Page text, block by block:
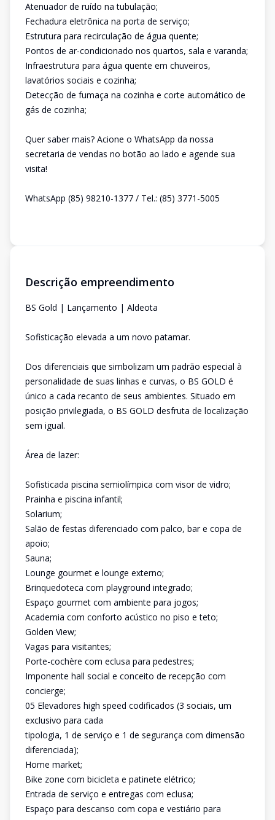
Atenuador de ruído na tubulação;
Fechadura eletrônica na porta de serviço;
Estrutura para recirculação de água quente;
Pontos de ar-condicionado nos quartos, sala e varanda;
Infraestrutura para água quente em chuveiros,
lavatórios sociais e cozinha;
Detecção de fumaça na cozinha e corte automático de
gás de cozinha;
Quer saber mais? Acione o WhatsApp da nossa
secretaria de vendas no botão ao lado e agende sua
visita!
WhatsApp (85) 98210-1377 / Tel.: (85) 3771-5005
Descrição empreendimento
BS Gold | Lançamento | Aldeota
Sofisticação elevada a um novo patamar.
Dos diferenciais que simbolizam um padrão especial à
personalidade de suas linhas e curvas, o BS GOLD é
único a cada recanto de seus ambientes. Situado em
posição privilegiada, o BS GOLD desfruta de localização
sem igual.
Área de lazer:
Sofisticada piscina semiolímpica com visor de vidro;
Prainha e piscina infantil;
Solarium;
Salão de festas diferenciado com palco, bar e copa de
apoio;
Sauna;
Lounge gourmet e lounge externo;
Brinquedoteca com playground integrado;
Espaço gourmet com ambiente para jogos;
Academia com conforto acústico no piso e teto;
Golden View;
Vagas para visitantes;
Porte-cochère com eclusa para pedestres;
Imponente hall social e conceito de recepção com
concierge;
05 Elevadores high speed codificados (3 sociais, um
exclusivo para cada
tipologia, 1 de serviço e 1 de segurança com dimensão
diferenciada);
Home market;
Bike zone com bicicleta e patinete elétrico;
Entrada de serviço e entregas com eclusa;
Espaço para descanso com copa e vestiário para